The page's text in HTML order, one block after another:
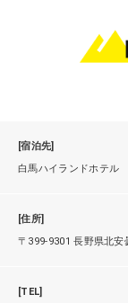
[宿泊先]
白馬ハイランドホテル
[住所]
〒399-9301 長野県北
[TEL]